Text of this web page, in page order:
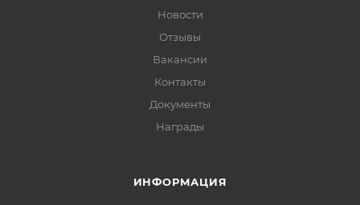
Новости
Отзывы
Вакансии
Контакты
Документы
Награды
ИНФОРМАЦИЯ